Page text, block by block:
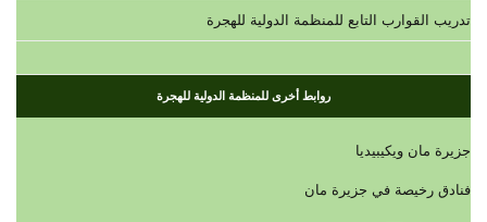
تدريب القوارب التابع للمنظمة الدولية للهجرة
روابط أخرى للمنظمة الدولية للهجرة
جزيرة مان ويكيبيديا
فنادق رخيصة في جزيرة مان